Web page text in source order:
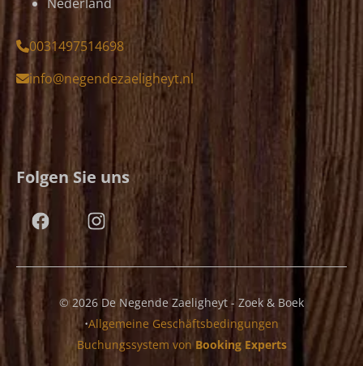
0031497514698
info@negendezaeligheyt.nl
Folgen Sie uns
© 2026 De Negende Zaeligheyt - Zoek & Boek
·Allgemeine Geschäftsbedingungen
Buchungssystem von Booking Experts